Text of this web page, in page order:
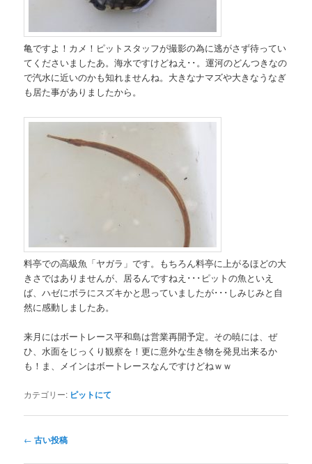
亀ですよ！カメ！ピットスタッフが撮影の為に逃がさず待ってい
てくださいましたあ。海水ですけどねえ･･。運河のどんつきなの
で汽水に近いのかも知れませんね。大きなナマズや大きなうなぎ
も居た事がありましたから。
料亭での高級魚「ヤガラ」です。もちろん料亭に上がるほどの大
きさではありませんが、居るんですねえ･･･ピットの魚といえ
ば、ハゼにボラにスズキかと思っていましたが･･･しみじみと自
然に感動しましたあ。
来月にはボートレース平和島は営業再開予定。その暁には、ぜ
ひ、水面をじっくり観察を！更に意外な生き物を発見出来るか
も！ま、メインはボートレースなんですけどねｗｗ
カテゴリー: ピットにて
投稿ナビゲーション
← 古い投稿